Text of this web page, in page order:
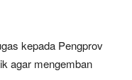
kepada Pengprov
agar mengemban